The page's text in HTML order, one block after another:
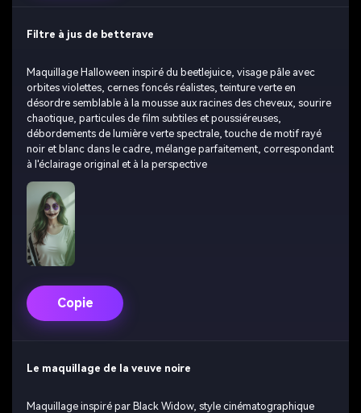
Filtre à jus de betterave
Maquillage Halloween inspiré du beetlejuice, visage pâle avec
orbites violettes, cernes foncés réalistes, teinture verte en
désordre semblable à la mousse aux racines des cheveux, sourire
chaotique, particules de film subtiles et poussiéreuses,
débordements de lumière verte spectrale, touche de motif rayé
noir et blanc dans le cadre, mélange parfaitement, correspondant
à l'éclairage original et à la perspective
Copie
Le maquillage de la veuve noire
Maquillage inspiré par Black Widow, style cinématographique